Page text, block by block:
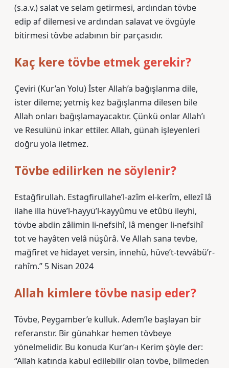
(s.a.v.) salat ve selam getirmesi, ardından tövbe
edip af dilemesi ve ardından salavat ve övgüyle
bitirmesi tövbe adabının bir parçasıdır.
Kaç kere tövbe etmek gerekir?
Çeviri (Kur’an Yolu) İster Allah’a bağışlanma dile,
ister dileme; yetmiş kez bağışlanma dilesen bile
Allah onları bağışlamayacaktır. Çünkü onlar Allah’ı
ve Resulünü inkar ettiler. Allah, günah işleyenleri
doğru yola iletmez.
Tövbe edilirken ne söylenir?
Estağfirullah. Estagfirullahe’l-azîm el-kerîm, ellezî lâ
ilahe illa hüve’l-hayyü’l-kayyûmu ve etûbü ileyhi,
tövbe abdin zâlimin li-nefsihî, lâ menger li-nefsihî
tot ve hayâten velâ nüşûrâ. Ve Allah sana tevbe,
mağfiret ve hidayet versin, innehû, hüve’t-tevvâbü’r-
rahîm.” 5 Nisan 2024
Allah kimlere tövbe nasip eder?
Tövbe, Peygamber’e kulluk. Adem’le başlayan bir
referanstır. Bir günahkar hemen tövbeye
yönelmelidir. Bu konuda Kur’an-ı Kerim şöyle der:
“Allah katında kabul edilebilir olan tövbe, bilmeden